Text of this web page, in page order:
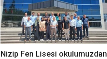
Nizip Fen Lisesi okulumuzdan